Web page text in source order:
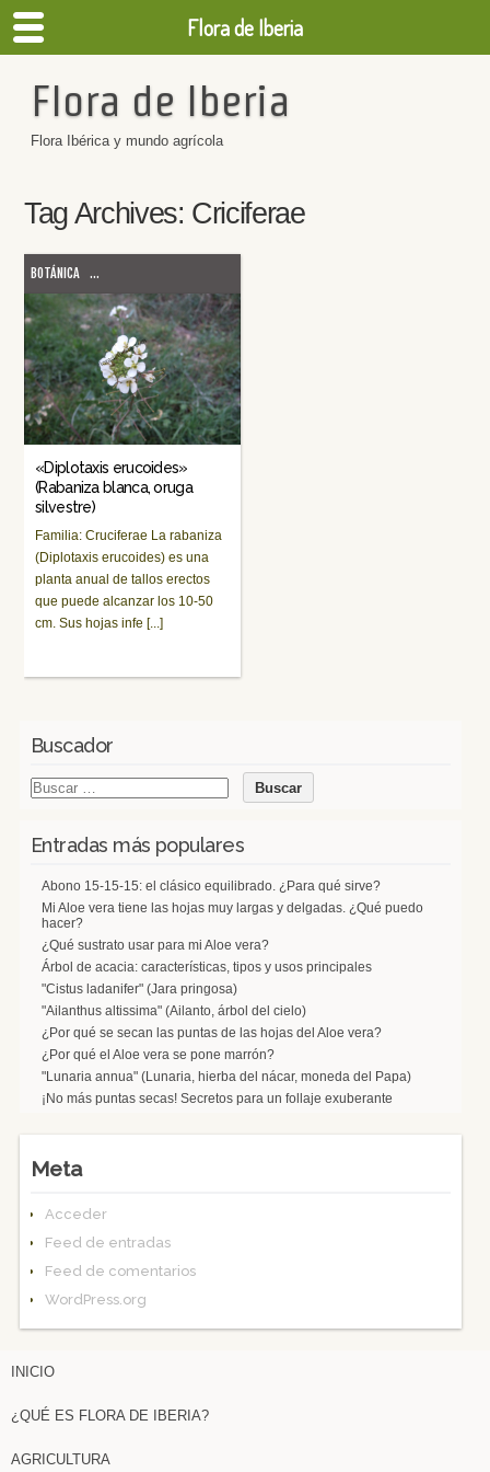
Flora de Iberia
Flora Ibérica y mundo agrícola
Tag Archives: Criciferae
BOTÁNICA ...
«Diplotaxis erucoides»
(Rabaniza blanca, oruga
silvestre)
Familia: Cruciferae La rabaniza
(Diplotaxis erucoides) es una
planta anual de tallos erectos
que puede alcanzar los 10-50
cm. Sus hojas infe [...]
Buscador
Entradas más populares
Abono 15-15-15: el clásico equilibrado. ¿Para qué sirve?
Mi Aloe vera tiene las hojas muy largas y delgadas. ¿Qué puedo
hacer?
¿Qué sustrato usar para mi Aloe vera?
Árbol de acacia: características, tipos y usos principales
"Cistus ladanifer" (Jara pringosa)
"Ailanthus altissima" (Ailanto, árbol del cielo)
¿Por qué se secan las puntas de las hojas del Aloe vera?
¿Por qué el Aloe vera se pone marrón?
"Lunaria annua" (Lunaria, hierba del nácar, moneda del Papa)
¡No más puntas secas! Secretos para un follaje exuberante
Meta
Acceder
Feed de entradas
Feed de comentarios
WordPress.org
INICIO
¿QUÉ ES FLORA DE IBERIA?
AGRICULTURA
Flora de Iberia